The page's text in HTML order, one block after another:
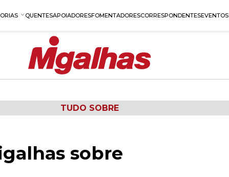
QUENTESAPOIADORESFOMENTADORESCORRESPONDENTESEVENTOS
TUDO SOBRE
sobre